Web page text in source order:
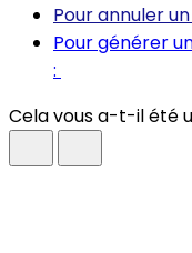
Pour annuler
Pour générer
:
Cela vous a-t-il été